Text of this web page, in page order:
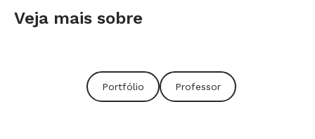
sobre todos, ela diz que é possível apostar em
múltiplos formatos de registro, que incluem
áudios, vídeos e fotografias. “Se você tem algum
tipo de registro, mesmo que seja pessoal, você
Veja mais sobre
Portfólio Professor